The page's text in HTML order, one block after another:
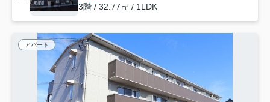
3階 / 32.77㎡ / 1LDK
アパート